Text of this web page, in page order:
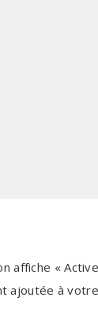
affiche «
ajoutée à